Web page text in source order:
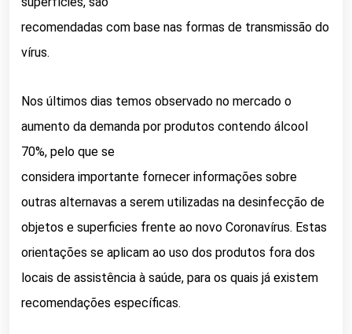
recomendadas com base nas formas de transmissão do
vírus.
Nos últimos dias temos observado no mercado o
aumento da demanda por produtos contendo álcool
70%, pelo que se
considera importante fornecer informações sobre
outras alternavas a serem utilizadas na desinfecção de
objetos e superficies frente ao novo Coronavírus. Estas
orientações se aplicam ao uso dos produtos fora dos
locais de assistência à saúde, para os quais já existem
recomendações específicas.